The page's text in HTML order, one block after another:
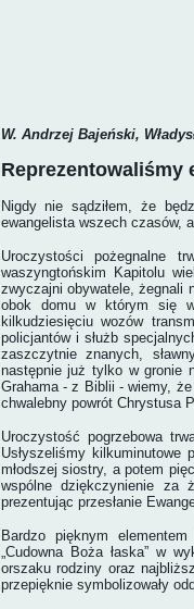
W. Andrzej Bajeński,
Reprezentowaliśmy
Nigdy nie sądziłem, że
ewangelista wszech czasów,
Uroczystości pożegnalne
waszyngtońskim Kapitolu
zwyczajni obywatele, żegnali
obok domu w którym się
kilkudziesięciu wozów
policjantów i służb
zaszczytnie znanych,
następnie już tylko w gronie
Grahama - z Biblii - wiemy,
chwalebny powrót Chrystusa
Uroczystość pogrzebowa
Usłyszeliśmy kilkuminutowe
młodszej siostry, a potem
wspólne dziękczynienie za
prezentując przesłanie
Bardzo pięknym
„Cudowna Boża łaska” w
orszaku rodziny oraz
przepięknie symbolizowały